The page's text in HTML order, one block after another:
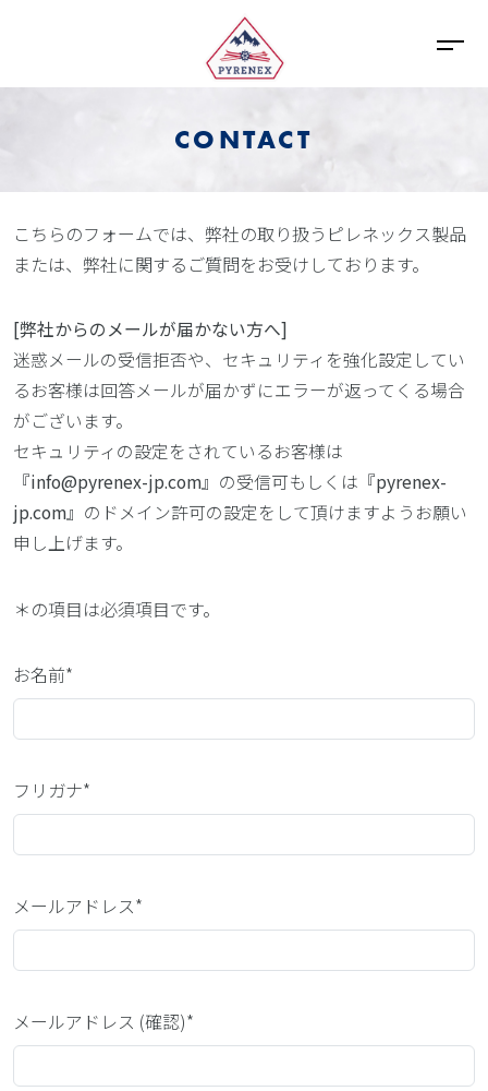
CONTACT
こちらのフォームでは、弊社の取り扱うピレネックス製品
または、弊社に関するご質問をお受けしております。
[弊社からのメールが届かない方へ]
迷惑メールの受信拒否や、セキュリティを強化設定してい
るお客様は回答メールが届かずにエラーが返ってくる場合
がございます。
セキュリティの設定をされているお客様は
『info@pyrenex-jp.com』の受信可もしくは『pyrenex-
jp.com』のドメイン許可の設定をして頂けますようお願い
申し上げます。
＊の項目は必須項目です。
お名前*
フリガナ*
メールアドレス*
メールアドレス (確認)*